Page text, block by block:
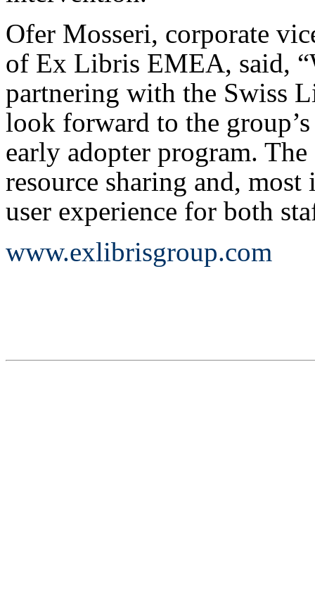
Ofer Mosseri, corporate
of Ex Libris EMEA, said,
partnering with the Swiss
look forward to the
early adopter program.
resource sharing and,
user experience for both
www.exlibrisgroup.com